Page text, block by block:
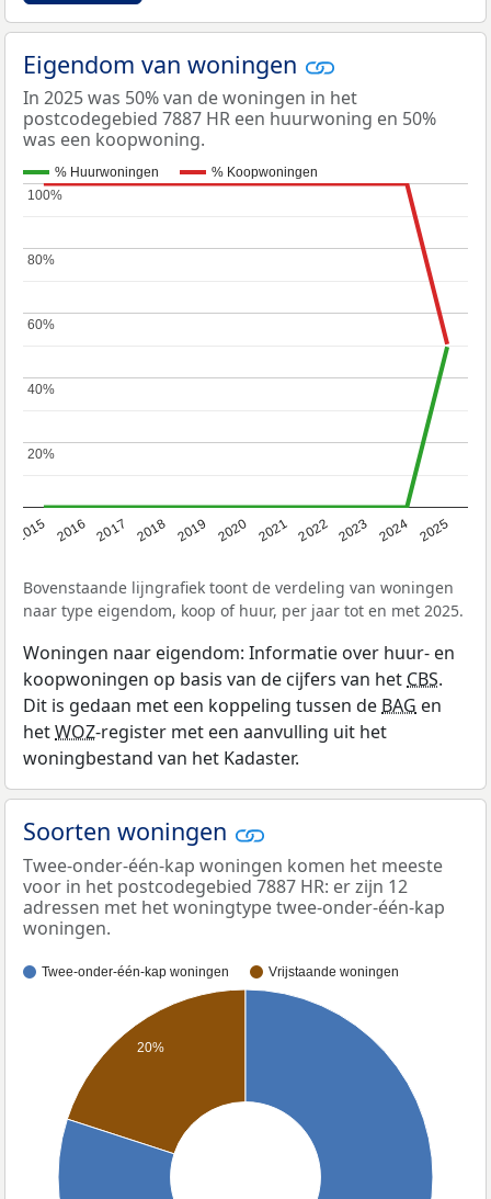
Eigendom van woningen
In 2025 was 50% van de woningen in het
postcodegebied 7887 HR een huurwoning en 50%
was een koopwoning.
% Huurwoningen % Koopwoningen
2015 2016 2017 2018 2019 2020 2021 2022 2023 2024 2025
20%
20%
40%
40%
60%
60%
80%
80%
100%
100%
Bovenstaande lijngrafiek toont de verdeling van woningen
naar type eigendom, koop of huur, per jaar tot en met 2025.
Woningen naar eigendom: Informatie over huur- en
koopwoningen op basis van de cijfers van hetCBS.
Dit is gedaan met een koppeling tussen deBAG en
hetWOZ-register met een aanvulling uit het
woningbestand van het Kadaster.
Soorten woningen
Twee-onder-één-kap woningen komen het meeste
voor in het postcodegebied 7887 HR: er zijn 12
adressen met het woningtype twee-onder-één-kap
woningen.
Twee-onder-één-kap woningen Vrijstaande woningen
20%